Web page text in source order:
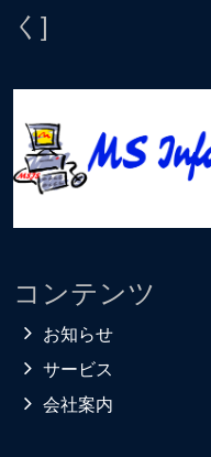
く]
コンテンツ
お知らせ
サービス
会社案内